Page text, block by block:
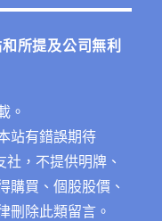
所提及公司無利
。
站有錯誤期待
，不提供明牌、
購買、個股股價、
刪除此類留言。